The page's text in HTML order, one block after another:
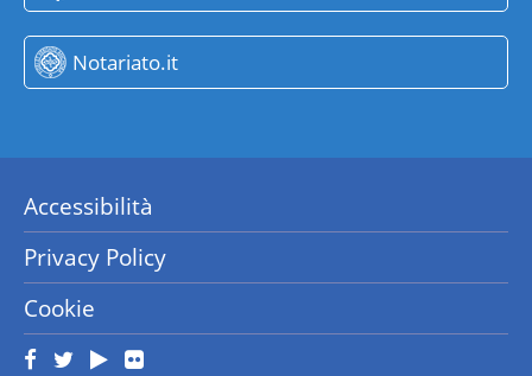
Notariato.it
Accessibilità
Privacy Policy
Cookie